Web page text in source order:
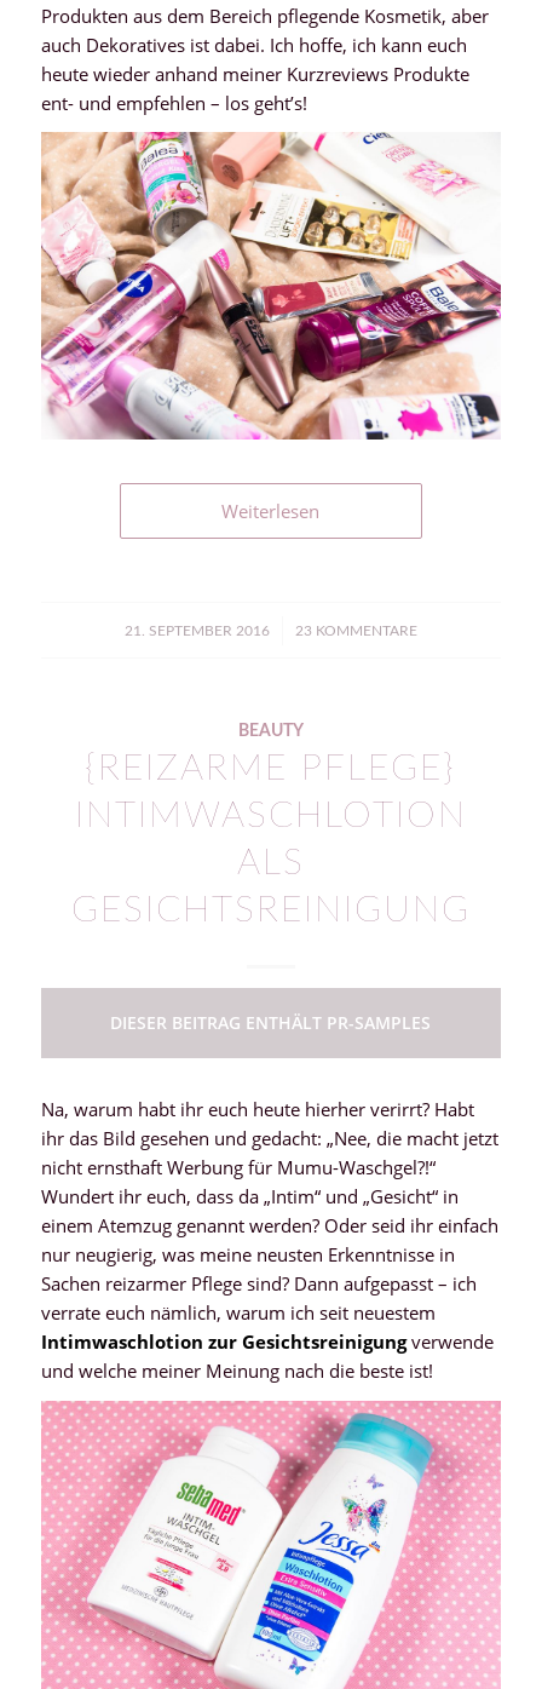
Produkten aus dem Bereich pflegende Kosmetik, aber
auch Dekoratives ist dabei. Ich hoffe, ich kann euch
heute wieder anhand meiner Kurzreviews Produkte
ent- und empfehlen – los geht’s!
Weiterlesen
21. SEPTEMBER 2016
/ 23 KOMMENTARE
BEAUTY
{REIZARME PFLEGE}
INTIMWASCHLOTION
ALS
GESICHTSREINIGUNG
DIESER BEITRAG ENTHÄLT PR-SAMPLES
Na, warum habt ihr euch heute hierher verirrt? Habt
ihr das Bild gesehen und gedacht: „Nee, die macht jetzt
nicht ernsthaft Werbung für Mumu-Waschgel?!“
Wundert ihr euch, dass da „Intim“ und „Gesicht“ in
einem Atemzug genannt werden? Oder seid ihr einfach
nur neugierig, was meine neusten Erkenntnisse in
Sachen reizarmer Pflege sind? Dann aufgepasst – ich
verrate euch nämlich, warum ich seit neuestem
Intimwaschlotion zur Gesichtsreinigungverwende
und welche meiner Meinung nach die beste ist!